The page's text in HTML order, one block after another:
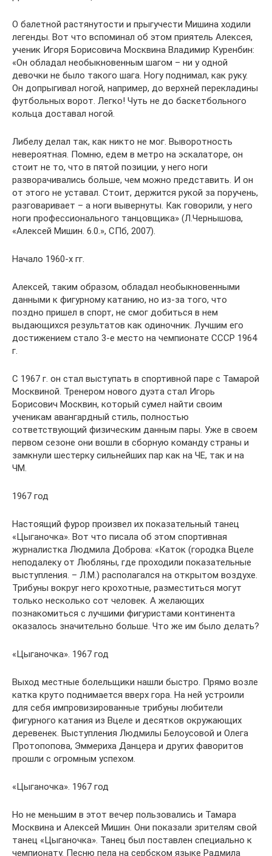
О балетной растянутости и прыгучести Мишина ходили
легенды. Вот что вспоминал об этом приятель Алексея,
ученик Игоря Борисовича Москвина Владимир Куренбин:
«Он обладал необыкновенным шагом – ни у одной
девочки не было такого шага. Ногу поднимал, как руку.
Он допрыгивал ногой, например, до верхней перекладины
футбольных ворот. Легко! Чуть не до баскетбольного
кольца доставал ногой.
Либелу делал так, как никто не мог. Выворотность
невероятная. Помню, едем в метро на эскалаторе, он
стоит не то, что в пятой позиции, у него ноги
разворачивались больше, чем можно представить. И он
от этого не уставал. Стоит, держится рукой за поручень,
разговаривает – а ноги вывернуты. Как говорили, у него
ноги профессионального танцовщика» (Л.Чернышова,
«Алексей Мишин. 6.0.», СПб, 2007).
Начало 1960-х гг.
Алексей, таким образом, обладал необыкновенными
данными к фигурному катанию, но из-за того, что
поздно пришел в спорт, не смог добиться в нем
выдающихся результатов как одиночник. Лучшим его
достижением стало 3-е место на чемпионате СССР 1964
г.
С 1967 г. он стал выступать в спортивной паре с Тамарой
Москвиной. Тренером нового дуэта стал Игорь
Борисович Москвин, который сумел найти своим
ученикам авангардный стиль, полностью
сответствующий физическим данным пары. Уже в своем
первом сезоне они вошли в сборную команду страны и
замкнули шестерку сильнейших пар как на ЧЕ, так и на
ЧМ.
1967 год
Настоящий фурор произвел их показательный танец
«Цыганочка». Вот что писала об этом спортивная
журналистка Людмила Доброва: «Каток (городка Вцеле
неподалеку от Любляны, где проходили показательные
выступления. – Л.М.) располагался на открытом воздухе.
Трибуны вокруг него крохотные, разместиться могут
только несколько сот человек. А желающих
познакомиться с лучшими фигуристами континента
оказалось значительно больше. Что же им было делать?
«Цыганочка». 1967 год
Выход местные болельщики нашли быстро. Прямо возле
катка круто поднимается вверх гора. На ней устроили
для себя импровизированные трибуны любители
фигурного катания из Вцеле и десятков окружающих
деревенек. Выступления Людмилы Белоусовой и Олега
Протопопова, Эммериха Данцера и других фаворитов
прошли с огромным успехом.
«Цыганочка». 1967 год
Но не меньшим в этот вечер пользовались и Тамара
Москвина и Алексей Мишин. Они показали зрителям свой
танец «Цыганочка». Танец был поставлен специально к
чемпионату. Песню пела на сербском языке Радмила